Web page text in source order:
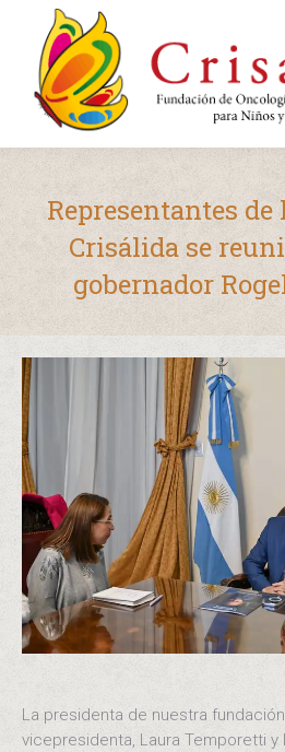
Representantes
Crisálida se
gobernador
La presidenta de nuestra
vicepresidenta, Laura Temporetti y